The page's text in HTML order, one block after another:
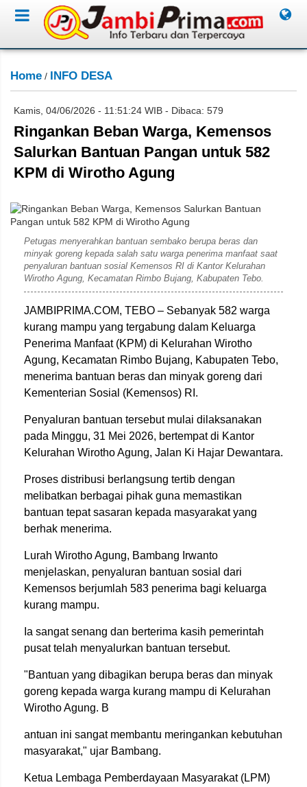
Home / INFO DESA
Kamis, 04/06/2026 - 11:51:24 WIB - Dibaca: 579
Ringankan Beban Warga, Kemensos
Salurkan Bantuan Pangan untuk 582
KPM di Wirotho Agung
Petugas menyerahkan bantuan sembako berupa beras dan
minyak goreng kepada salah satu warga penerima manfaat saat
penyaluran bantuan sosial Kemensos RI di Kantor Kelurahan
Wirotho Agung, Kecamatan Rimbo Bujang, Kabupaten Tebo.
JAMBIPRIMA.COM, TEBO – Sebanyak 582 warga
kurang mampu yang tergabung dalam Keluarga
Penerima Manfaat (KPM) di Kelurahan Wirotho
Agung, Kecamatan Rimbo Bujang, Kabupaten Tebo,
menerima bantuan beras dan minyak goreng dari
Kementerian Sosial (Kemensos) RI.
Penyaluran bantuan tersebut mulai dilaksanakan
pada Minggu, 31 Mei 2026, bertempat di Kantor
Kelurahan Wirotho Agung, Jalan Ki Hajar Dewantara.
Proses distribusi berlangsung tertib dengan
melibatkan berbagai pihak guna memastikan
bantuan tepat sasaran kepada masyarakat yang
berhak menerima.
Lurah Wirotho Agung, Bambang Irwanto
menjelaskan, penyaluran bantuan sosial dari
Kemensos berjumlah 583 penerima bagi keluarga
kurang mampu.
Ia sangat senang dan berterima kasih pemerintah
pusat telah menyalurkan bantuan tersebut.
"Bantuan yang dibagikan berupa beras dan minyak
goreng kepada warga kurang mampu di Kelurahan
Wirotho Agung. B
antuan ini sangat membantu meringankan kebutuhan
masyarakat," ujar Bambang.
Ketua Lembaga Pemberdayaan Masyarakat (LPM)